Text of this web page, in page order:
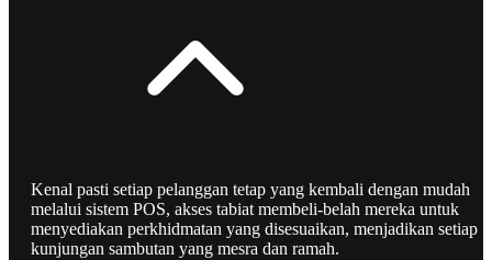
Kenal pasti setiap pelanggan tetap yang kembali dengan mudah
melalui sistem POS, akses tabiat membeli-belah mereka untuk
menyediakan perkhidmatan yang disesuaikan, menjadikan setiap
kunjungan sambutan yang mesra dan ramah.